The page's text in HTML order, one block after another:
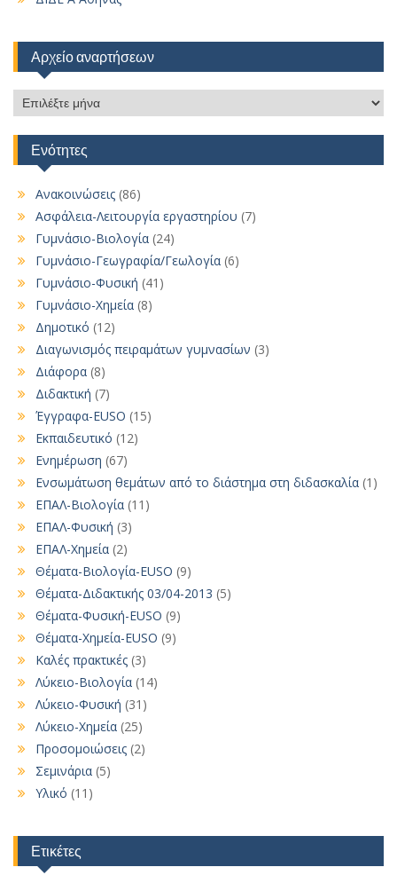
Αρχείο αναρτήσεων
Αρχείο
αναρτήσεων
Ενότητες
Ανακοινώσεις (86)
Ασφάλεια-Λειτουργία εργαστηρίου (7)
Γυμνάσιο-Βιολογία (24)
Γυμνάσιο-Γεωγραφία/Γεωλογία (6)
Γυμνάσιο-Φυσική (41)
Γυμνάσιο-Χημεία (8)
Δημοτικό (12)
Διαγωνισμός πειραμάτων γυμνασίων (3)
Διάφορα (8)
Διδακτική (7)
Έγγραφα-EUSO (15)
Εκπαιδευτικό (12)
Ενημέρωση (67)
Ενσωμάτωση θεμάτων από το διάστημα στη διδασκαλία (1)
ΕΠΑΛ-Βιολογία (11)
ΕΠΑΛ-Φυσική (3)
ΕΠΑΛ-Χημεία (2)
Θέματα-Βιολογία-EUSO (9)
Θέματα-Διδακτικής 03/04-2013 (5)
Θέματα-Φυσική-EUSO (9)
Θέματα-Χημεία-EUSO (9)
Καλές πρακτικές (3)
Λύκειο-Βιολογία (14)
Λύκειο-Φυσική (31)
Λύκειο-Χημεία (25)
Προσομοιώσεις (2)
Σεμινάρια (5)
Υλικό (11)
Ετικέτες